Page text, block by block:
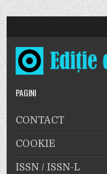
PAGINI
CONTACT
COOKIE
ISSN / ISSN-L